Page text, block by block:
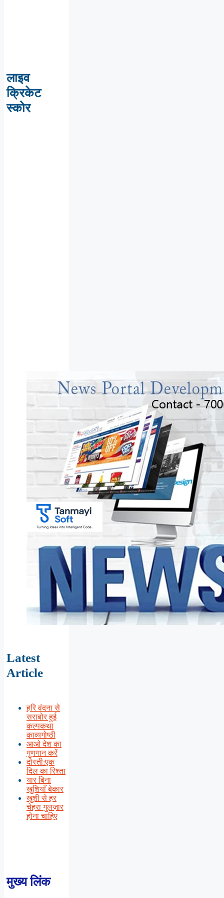
लाइव
क्रिकेट
स्कोर
Latest
Article
हरि वंदना से
सराबोर हुई
कल्पकथा
काव्यगोष्ठी
आओ देश का
गुणगान करें
दोस्ती:एक
दिल का रिश्ता
यार बिना
खुशियाँ बेकार
खुशी से हर
चेहरा गुलज़ार
होना चाहिए
मुख्य लिंक